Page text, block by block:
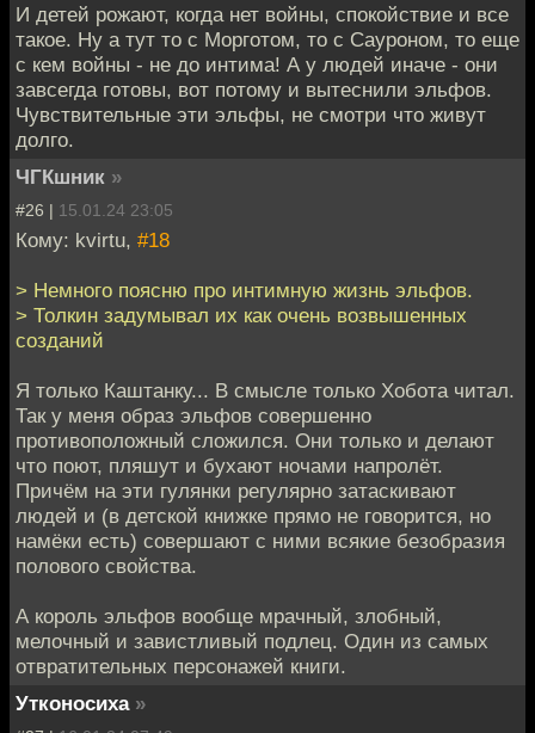
И детей рожают, когда нет войны, спокойствие и все
такое. Ну а тут то с Морготом, то с Сауроном, то еще
с кем войны - не до интима! А у людей иначе - они
завсегда готовы, вот потому и вытеснили эльфов.
Чувствительные эти эльфы, не смотри что живут
долго.
ЧГКшник »
#26 | 15.01.24 23:05
Кому: kvirtu, #18
> Немного поясню про интимную жизнь эльфов.
> Толкин задумывал их как очень возвышенных
созданий
Я только Каштанку... В смысле только Хобота читал.
Так у меня образ эльфов совершенно
противоположный сложился. Они только и делают
что поют, пляшут и бухают ночами напролёт.
Причём на эти гулянки регулярно затаскивают
людей и (в детской книжке прямо не говорится, но
намёки есть) совершают с ними всякие безобразия
полового свойства.
А король эльфов вообще мрачный, злобный,
мелочный и завистливый подлец. Один из самых
отвратительных персонажей книги.
Утконосиха »